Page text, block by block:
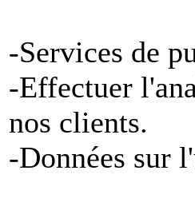
-Services de
-Effectuer
nos clients.
-Données sur